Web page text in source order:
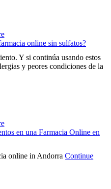
online sin sulfatos?
Y si continúa usando estos
y peores condiciones de la
en una Farmacia Online en
online in Andorra Continue